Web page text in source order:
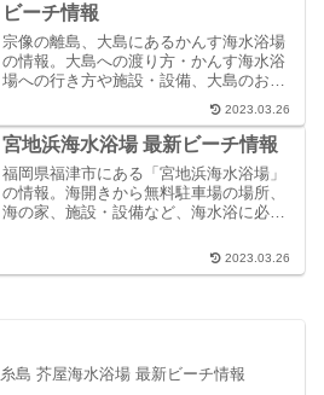
ビーチ情報
宗像の離島、大島にあるかんす海水浴場
の情報。大島への渡り方・かんす海水浴
場への行き方や施設・設備、大島のおす
すめスポットもくわしく解説。大島に行
2023.03.26
宮地浜海水浴場 最新ビーチ情報
福岡県福津市にある「宮地浜海水浴場」
の情報。海開きから無料駐車場の場所、
海の家、施設・設備など、海水浴に必要
す。ぜひ、お出かけ前の確認用に。2023.03.26
糸島 芥屋海水浴場 最新ビーチ情報